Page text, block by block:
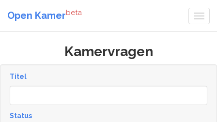
Open Kamerbeta
Kamervragen
Titel
Status